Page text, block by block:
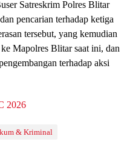
Satreskrim Polres Blitar
pencarian terhadap ketiga
tersebut, yang kemudian
Mapolres Blitar saat ini, dan
terhadap aksi
& Kriminal